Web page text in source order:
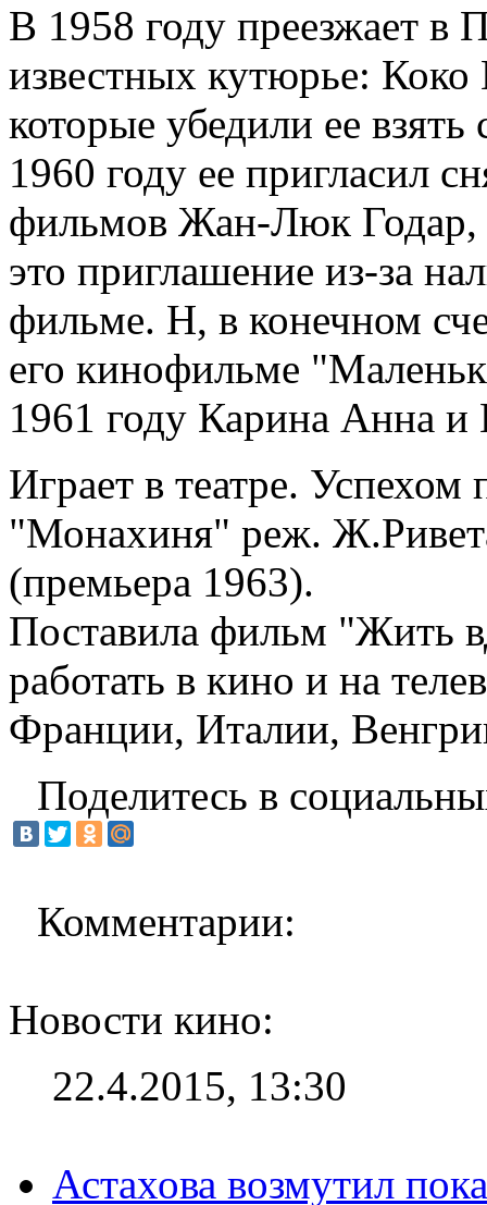
В 1958 году преезжает в
известных кутюрье:
которые убедили ее
1960 году ее пригласил
фильмов Жан-Люк Годар,
это приглашение из-за
фильме. Н, в конечном
его кинофильме
1961 году Карина Анна и
Играет в театре. Успехом
"Монахиня" реж.
(премьера 1963).
Поставила фильм "Жить
работать в кино и на
Франции, Италии,
Поделитесь в
Комментарии:
Новости кино:
22.4.2015, 13:30
Астахова возмутил